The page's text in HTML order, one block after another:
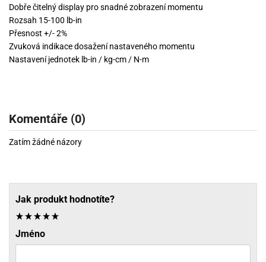
Dobře čitelný display pro snadné zobrazení momentu
Rozsah 15-100 lb-in
Přesnost +/- 2%
Zvuková indikace dosažení nastaveného momentu
Nastavení jednotek lb-in / kg-cm / N-m
Komentáře (0)
Zatím žádné názory
Jak produkt hodnotíte?
Jméno